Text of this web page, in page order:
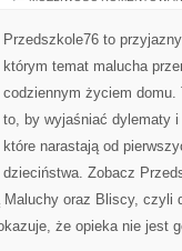
Przedszkole76 to
którym temat malucha
codziennym życiem domu.
to, by wyjaśniać dylematy
które narastają od
dzieciństwa. Zobacz
oraz Bliscy, czyli
że opieka nie jest